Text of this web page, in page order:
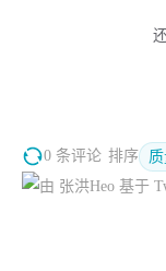
0 条评论 排序